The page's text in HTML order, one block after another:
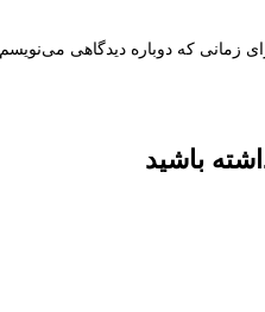
زمانی که دوباره دیدگاهی می‌نویسم.
باشید